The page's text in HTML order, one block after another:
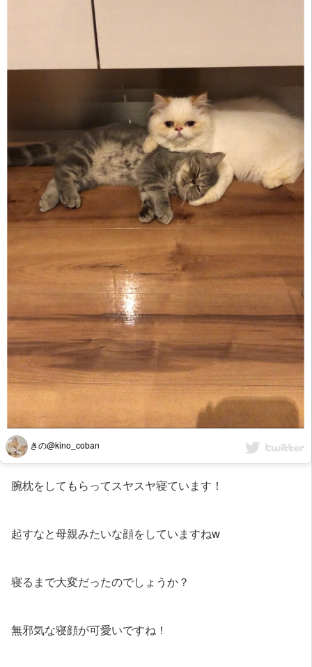
きの@kino_coban
腕枕をしてもらってスヤスヤ寝ています！
起すなと母親みたいな顔をしていますねw
寝るまで大変だったのでしょうか？
無邪気な寝顔が可愛いですね！